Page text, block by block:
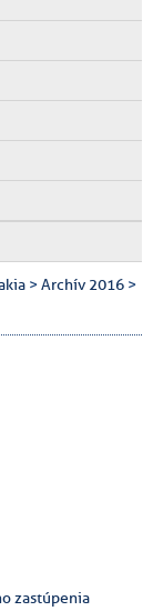
>Archív 2016 >
zastúpenia